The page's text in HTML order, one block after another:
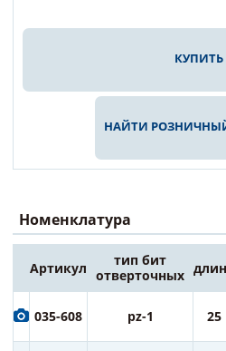
КУПИТЬ
НАЙТИ
Номенклатура
Артикул
тип бит
отверточных
035-608
pz-1 25